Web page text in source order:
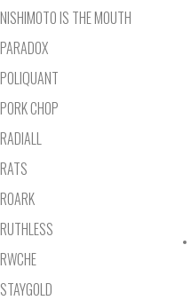
NISHIMOTO IS THE MOUTH
PARADOX
POLIQUANT
PORK CHOP
RADIALL
RATS
ROARK
RUTHLESS
RWCHE
STAYGOLD